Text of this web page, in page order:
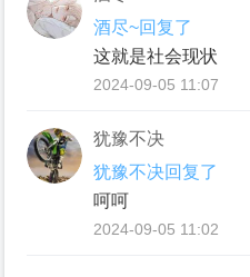
酒尽~回复了
这就是社会现状
2024-09-05 11:07
犹豫不决
犹豫不决回复了
呵呵
2024-09-05 11:02